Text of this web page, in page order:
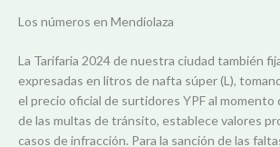
Los números en Mendiolaza
La Tarifaria 2024 de nuestra ciudad también
expresadas en litros de nafta súper (L),
el precio oficial de surtidores YPF al momento
de las multas de tránsito, establece valores
casos de infracción. Para la sanción de las